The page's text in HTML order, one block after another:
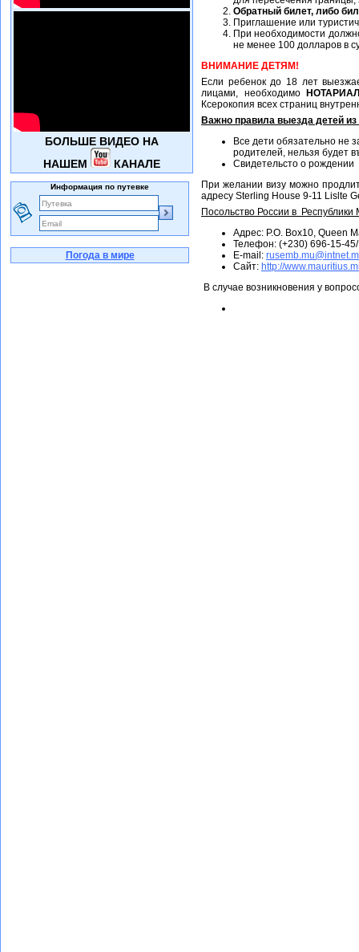
Обратный билет, либо
Приглашение или
При необходимости
не менее 100 долларов в
ВНИМАНИЕ ДЕТЯМ!
Если ребенок до 18 лет
лицами, необходимо
Ксерокопия всех страниц
Важно правила выезда детей
Все дети обязательно не
родителей, нельзя будет
Свидетельсто о рождении
При желании визу можно
адресу Sterling House 9-11 Lislte
Посольство России в Республики
Адрес: P.O. Box10, Queen
Телефон: (+230) 696-15-45/
E-mail:
Сайт: http://
В случае возникновения у
БОЛЬШЕ ВИДЕО НА
НАШЕМ
КАНАЛЕ
Информация по путевке
Погода в мире